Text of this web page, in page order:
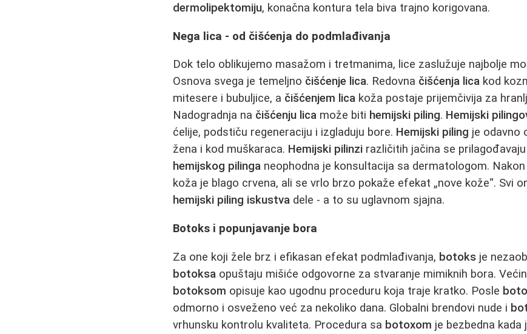
dermolipektomiju, konačna kontura tela biva trajno korigovana.
Nega lica - od čišćenja do podmlađivanja
Dok telo oblikujemo masažom i tretmanima, lice zaslužuje najbolje
Osnova svega je temeljno čišćenje lica. Redovna čišćenja lica kod
mitesere i bubuljice, a čišćenjem lica koža postaje prijemčivija za
Nadogradnja na čišćenju lica može biti hemijski piling. Hemijski
ćelije, podstiču regeneraciju i izgladuju bore. Hemijski piling je odavno
žena i kod muškaraca. Hemijski pilinzi različitih jačina se
hemijskog pilinga neophodna je konsultacija sa dermatologom. Nakon
koža je blago crvena, ali se vrlo brzo pokaže efekat „nove kože“. Svi
hemijski piling iskustva dele - a to su uglavnom sjajna.
Botoks i popunjavanje bora
Za one koji žele brz i efikasan efekat podmlađivanja, botoks je
botoksa opuštaju mišiće odgovorne za stvaranje mimiknih bora.
botoksom opisuje kao ugodnu proceduru koja traje kratko. Posle
odmorno i osveženo već za nekoliko dana. Globalni brendovi nude i
vrhunsku kontrolu kvaliteta. Procedura sa botoxom je bezbedna